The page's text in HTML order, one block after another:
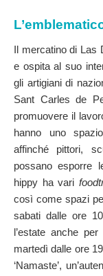
Il mercatino di Las
e ospita al suo
gli artigiani di
Sant Carles de
promuovere il
hanno uno
affinché pittori,
possano esporre
hippy ha vari
così come spazi
sabati dalle ore
l’estate anche
martedì dalle ore
‘Namaste’,